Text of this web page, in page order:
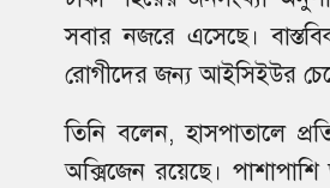
সবার নজরে এসেছে।
রোগীদের জন্য আইসিইউর
তিনি বলেন, হাসপাতালে
অক্সিজেন রয়েছে।